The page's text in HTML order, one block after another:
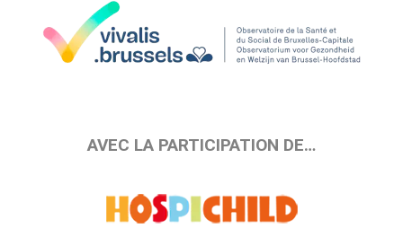
AVEC LA PARTICIPATION DE…